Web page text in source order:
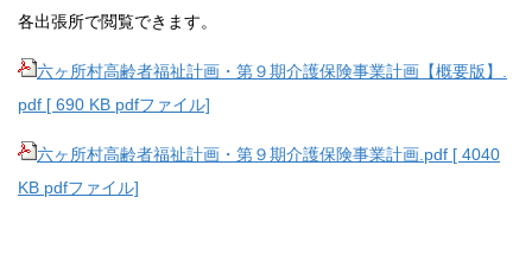
各出張所で閲覧できます。
六ヶ所村高齢者福祉計画・第９期介護保険事業計画【概要版】.
pdf [ 690 KB pdfファイル]
六ヶ所村高齢者福祉計画・第９期介護保険事業計画.pdf [ 4040
KB pdfファイル]